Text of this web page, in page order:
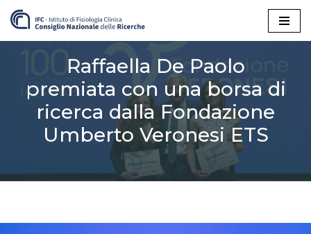
Vai
Raffaella De Paolo
premiata con una borsa di
ricerca dalla Fondazione
Umberto Veronesi ETS